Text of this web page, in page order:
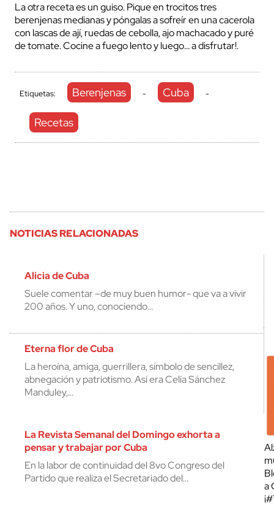
La otra receta es un guiso. Pique en trocitos tres
berenjenas medianas y póngalas a sofreír en una cacerola
con lascas de ají, ruedas de cebolla, ajo machacado y puré
de tomate. Cocine a fuego lento y luego… a disfrutar!.
Etiquetas: Berenjenas - Cuba -
Recetas
NOTICIAS RELACIONADAS
Alicia de Cuba
Suele comentar –de muy buen humor- que va a vivir
200 años. Y uno, conociendo…
Eterna flor de Cuba
La heroína, amiga, guerrillera, símbolo de sencillez,
abnegación y patriotismo. Así era Celia Sánchez
Manduley,…
La Revista Semanal del Domingo exhorta a
pensar y trabajar por Cuba
En la labor de continuidad del 8vo Congreso del
Partido que realiza el Secretariado del…
a